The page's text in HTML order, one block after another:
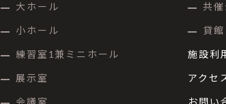
大ホール
小ホール
練習室1兼ミニホール
展示室
共
貸館
施設利
アクセ